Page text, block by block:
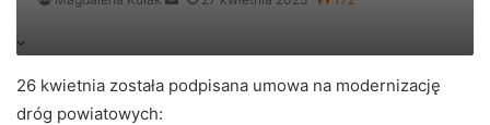
26 kwietnia została podpisana umowa na modernizację
dróg powiatowych: